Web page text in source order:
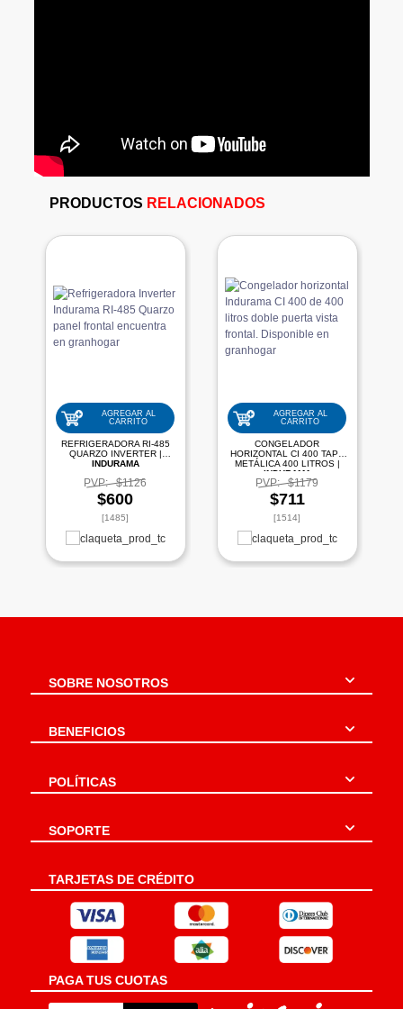
PRODUCTOS RELACIONADOS
AGREGAR AL
CARRITO
REFRIGERADORA RI-485
QUARZO INVERTER |
INDURAMA
PVP: $1126
$600
[1485]
AGREGAR AL
CARRITO
CONGELADOR
HORIZONTAL CI 400 TAPA
METÁLICA 400 LITROS |
INDURAMA
PVP: $1179
$711
[1514]
SOBRE NOSOTROS
BENEFICIOS
POLÍTICAS
SOPORTE
TARJETAS DE CRÉDITO
PAGA TUS CUOTAS